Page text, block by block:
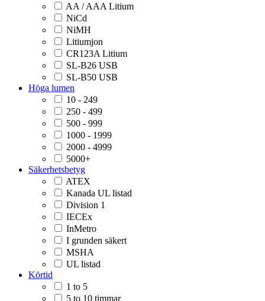
AA / AAA Litium
NiCd
NiMH
Litiumjon
CR123A Litium
SL-B26 USB
SL-B50 USB
Höga lumen
10 - 249
250 - 499
500 - 999
1000 - 1999
2000 - 4999
5000+
Säkerhetsbetyg
ATEX
Kanada UL listad
Division 1
IECEx
InMetro
I grunden säkert
MSHA
UL listad
Körtid
1 to 5
5 to 10 timmar